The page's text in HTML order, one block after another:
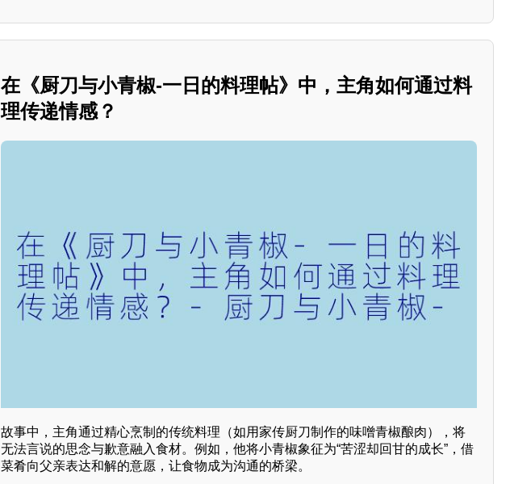
在《厨刀与小青椒-一日的料理帖》中，主角如何通过料
理传递情感？
故事中，主角通过精心烹制的传统料理（如用家传厨刀制作的味噌青椒酿肉），将
无法言说的思念与歉意融入食材。例如，他将小青椒象征为“苦涩却回甘的成长”，借
菜肴向父亲表达和解的意愿，让食物成为沟通的桥梁。